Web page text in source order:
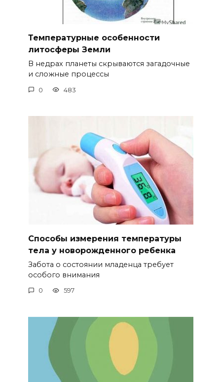
Температурные особенности
литосферы Земли
В недрах планеты скрываются загадочные
и сложные процессы
0 483
Способы измерения температуры
тела у новорожденного ребенка
Забота о состоянии младенца требует
особого внимания
0 597